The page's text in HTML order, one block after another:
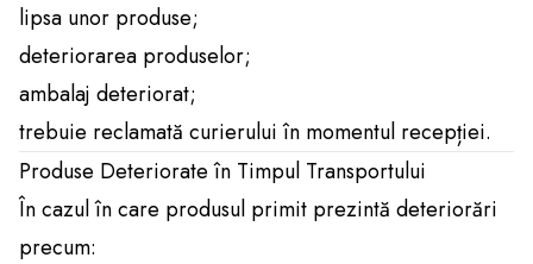
lipsa unor produse;
deteriorarea produselor;
ambalaj deteriorat;
trebuie reclamată curierului în momentul recepției.
Produse Deteriorate în Timpul Transportului
În cazul în care produsul primit prezintă deteriorări
precum: